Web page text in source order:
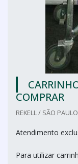
COMPRAR
REKELL / SÃO
Atendimento
Para utilizar